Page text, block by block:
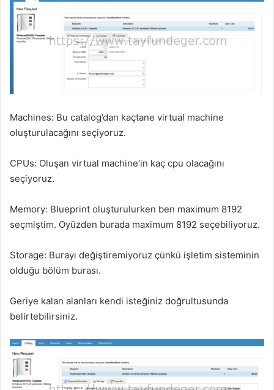
Machines: Bu catalog’dan kaçtane virtual machine
oluşturulacağını seçiyoruz.
CPUs: Oluşan virtual machine’in kaç cpu olacağını
seçiyoruz.
Memory: Blueprint oluşturulurken ben maximum 8192
seçmiştim. Oyüzden burada maximum 8192 seçebiliyoruz.
Storage: Burayı değiştiremiyoruz çünkü işletim sisteminin
olduğu bölüm burası.
Geriye kalan alanları kendi isteğiniz doğrultusunda
belirtebilirsiniz.